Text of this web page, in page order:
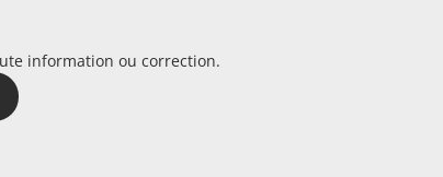
information ou correction.